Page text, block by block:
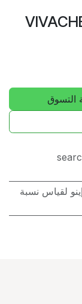
التسوق
لقياس نسبة